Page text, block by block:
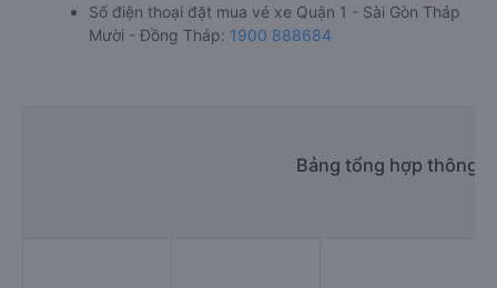
Số điện thoại đặt mua vé xe Quận 1 - Sài Gòn Tháp
Mười - Đồng Tháp: 1900 888684
Bảng tổng hợp thông